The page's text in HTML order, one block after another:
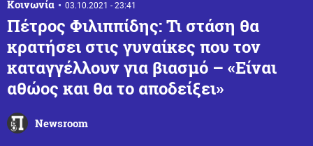
Κοινωνία 03.10.2021 - 23:41
Πέτρος Φιλιππίδης: Τι στάση θα
κρατήσει στις γυναίκες που τον
καταγγέλλουν για βιασμό – «Είναι
αθώος και θα το αποδείξει»
Newsroom